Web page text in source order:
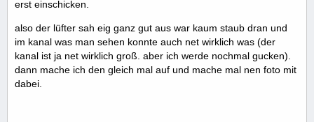
erst einschicken.
also der lüfter sah eig ganz gut aus war kaum staub dran und
im kanal was man sehen konnte auch net wirklich was (der
kanal ist ja net wirklich groß. aber ich werde nochmal gucken).
dann mache ich den gleich mal auf und mache mal nen foto mit
dabei.